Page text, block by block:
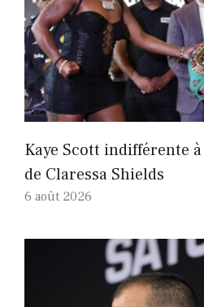
Kaye Scott indifférente
de Claressa Shields
6 août 2026